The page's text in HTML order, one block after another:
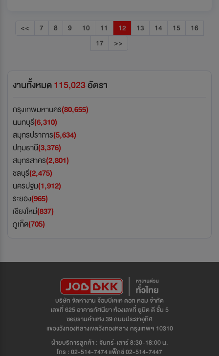
<< 7 8 9 10 11 12 13 14 15
16
17
>>
งานทั้งหมด115,023อัตรา
กรุงเทพมหานคร(80,655)
นนทบุรี(6,310)
สมุทรปราการ(5,634)
ปทุมธานี(3,376)
สมุทรสาคร(2,801)
ชลบุรี(2,475)
นครปฐม(1,912)
ระยอง(965)
เชียงใหม่(837)
ภูเก็ต(705)
บริษัท จัดหางาน จ๊อบบีเคเค ดอท คอม จำกัด
เลขที่ 625 อาคารทัศนียา ห้องเลขที่ ยูนิต ดี ชั้น 5
ซอยรามคำแหง 39 ถนนประชาอุทิศ
แขวงวังทองหลางเขตวังทองหลาง กรุงเทพฯ 10310
ฝ่ายบริการลูกค้า : จันทร์-เสาร์ 8:30-18:00 น.
โทร : 02-514-7474 แฟ็กซ์ 02-514-7447